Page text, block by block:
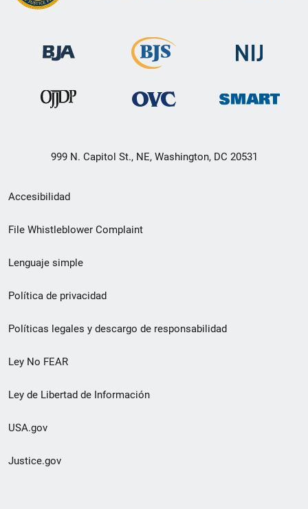
999 N. Capitol St., NE, Washington, DC 20531
Menú
de
de
pie
de
página
Accesibilidad
File Whistleblower Complaint
Lenguaje simple
Política de privacidad
Políticas legales y descargo de responsabilidad
Ley No FEAR
Ley de Libertad de Información
USA.gov
Justice.gov